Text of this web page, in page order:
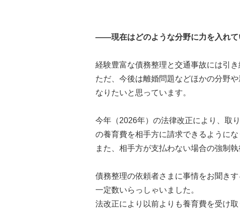
――現在はどのような分野に力を入れて
経験豊富な債務整理と交通事故には引き
ただ、今後は離婚問題などほかの分野
なりたいと思っています。
今年（2026年）の法律改正により、取
の養育費を相手方に請求できるようにな
また、相手方が支払わない場合の強制
債務整理の依頼者さまに事情をお聞き
一定数いらっしゃいました。
法改正により以前よりも養育費を受け